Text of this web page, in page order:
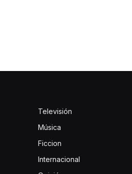
Televisión
Música
Ficcion
Internacional